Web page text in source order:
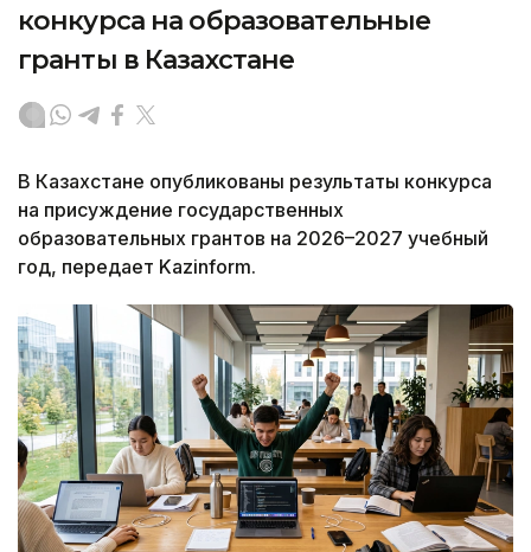
конкурса на образовательные
гранты в Казахстане
В Казахстане опубликованы результаты конкурса
на присуждение государственных
образовательных грантов на 2026–2027 учебный
год, передает Kazinform.